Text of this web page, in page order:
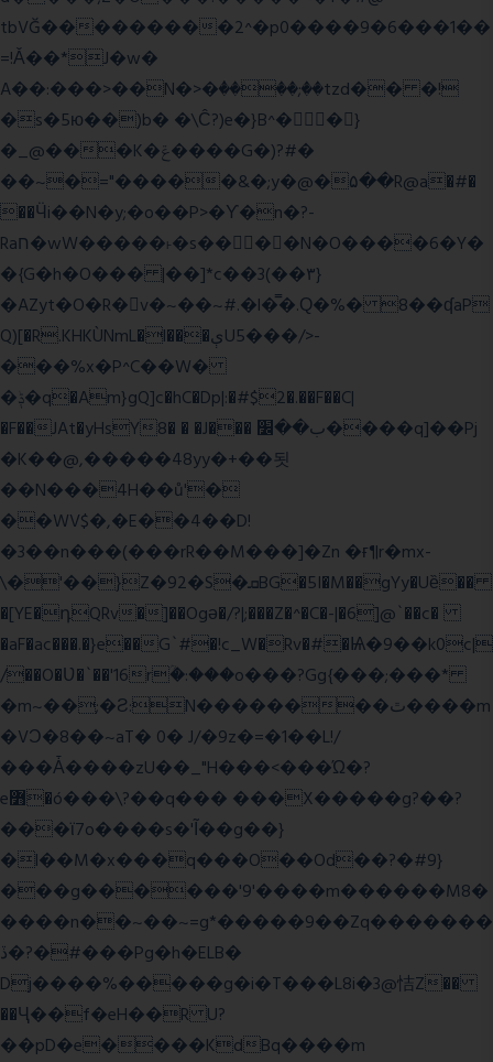
tbVĞ���������2^�p0����9�6���1��
=!Ǎ��*J�w�
A��:���>��N�>�ٝ����;��tzd�� �!
�s�5ю��)b� �\Ĉ?)e�}B^��}
�_@���K�ݝ����G�)?#�
��~�="�����&�;y�@�۵��R@a�#�
��Ӵi��N�y;�o��P>�ϒ�n�?­
Raח�wW�����˫�s����N�O����6�Y�
�{G�h�O��� |��]*c��3(��٣}
�AZyt�O�R�v�~��~#.�l�̿�.Ԛ�%� 8��ʠaP
Q)[�R.KHKÙNmL�l���ېU5���/>-
���%x�P^C��W�
�ݙ�q�Am}gQ]c�hC�Dp|:�#$2�.��F��C|
�F��JAt�yHsY8� � �J��� ب��׼����q]��Pj
�K��@,�����48yy�+��됫
��N���4H��ů'�
��WV$�,�E��4��D!
�3��n���(���rR��M���]�Zn �ғ¶r�mx-
\�'��}Z�92�S�ܩBG�5I�M��gYy�Uȅ��
�[YE�դQRv�]��Ogə�/?|;���Z�^�C�-|�6]@`��c�
�aF�ac���.�}e��G`#�!c_W�Rv�#�Ѩ�9��k0c|
/��O�Ʋ�`��'16rؒ�:���o���?Gg{���;���*
�m~��;�Ƨ:N��������ٿ����m
�VϽ�8��~aT� 0� J/�9z�=�1��L!/
���Ǡ����zU��_"H���<���Ώ�?
e߻�ó���\?��q��� ���X�����g?��?
���ϊ7o����s�'Ĩ��g��}
�l��M�x���q���O��Od��?�#9}
���g������'9'����m������M8�
����n��~��~=g*�����9��Zq�������
ڏ�?�#���Pg�h�ELB�
Dj����%�����g�i�T���L8i�3@恄Z��
��Ҷ��f�eH��R U?
��pD�e����KdBq����m